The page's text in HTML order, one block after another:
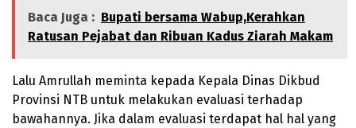
Baca Juga : Bupati bersama Wabup,Kerahkan
Ratusan Pejabat dan Ribuan Kadus Ziarah Makam
Lalu Amrullah meminta kepada Kepala Dinas Dikbud
Provinsi NTB untuk melakukan evaluasi terhadap
bawahannya. Jika dalam evaluasi terdapat hal hal yang